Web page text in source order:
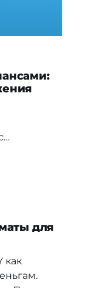
в
для
начала
и
для
как